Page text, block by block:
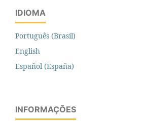
IDIOMA
Português (Brasil)
English
Español (España)
INFORMAÇÕES